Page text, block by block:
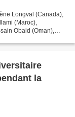
Longval (Canada),
(Maroc),
Obaid (Oman),
la